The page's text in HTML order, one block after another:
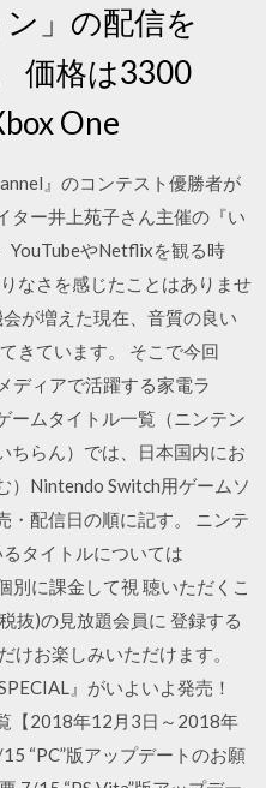
」の配信を
価格は3300
One
』のコンテスト優勝者が
ター井上苑子さん主催の『い
やNetflixを観る時
なさを感じたことはありませ
が増えた現在、音質の良い
きています。 そこで今回
ディアで活躍する家電ラ
ムタイトル一覧（ニンテン
ちらん）では、日本国内にお
）Nintendo Switch用ゲームソ
・配信日の順に記す。 ニンテ
タイトルについては
別に課金して視 聴いただくこ
抜)の見放題会員に 登録する
けお楽しみいただけます。
』がいよいよ発売！
【2018年12月3日～2018年
“PC”版アップデートのお願